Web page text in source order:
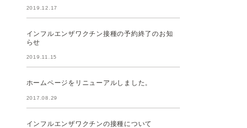
2019.12.17
インフルエンザワクチン接種の予約終了のお知
らせ
2019.11.15
ホームページをリニューアルしました。
2017.08.29
インフルエンザワクチンの接種について